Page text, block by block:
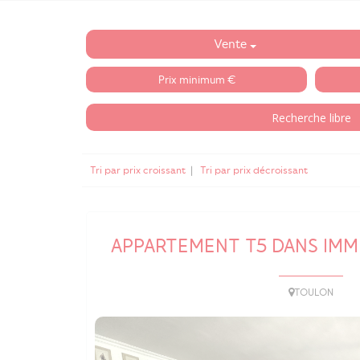
Vente
Tri par prix croissant | Tri par prix décroissant
APPARTEMENT T5 DANS
TOULON